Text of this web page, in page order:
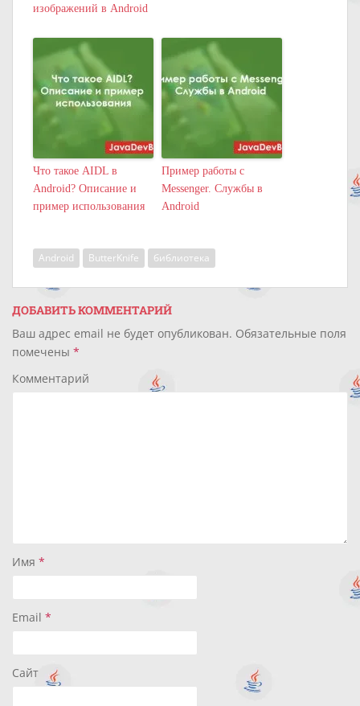
изображений в Android
Что такое AIDL в
Android? Описание и
пример использования
Пример работы c
Messenger. Службы в
Android
Android ButterKnife библиотека
ДОБАВИТЬ КОММЕНТАРИЙ
Ваш адрес email не будет опубликован. Обязательные поля
помечены *
Комментарий
Имя *
Email *
Сайт